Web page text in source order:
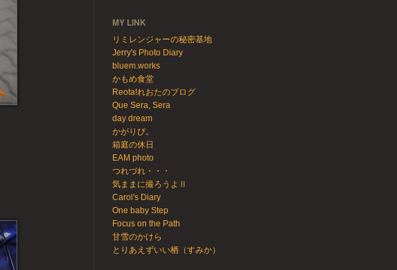
MY LINK
リミレンジャーの秘密基地
Jerry's Photo Diary
bluem.works
かもめ食堂
Reota!れおたのブログ
Que Sera, Sera
day dream
かがりび。
箱庭の休日
EAM photo
つれづれ・・・
気ままに撮ろうよⅡ
Carol's Diary
One baby Step
Focus on the Path
甘雪のかけら
とりあえずいい栖（すみか）